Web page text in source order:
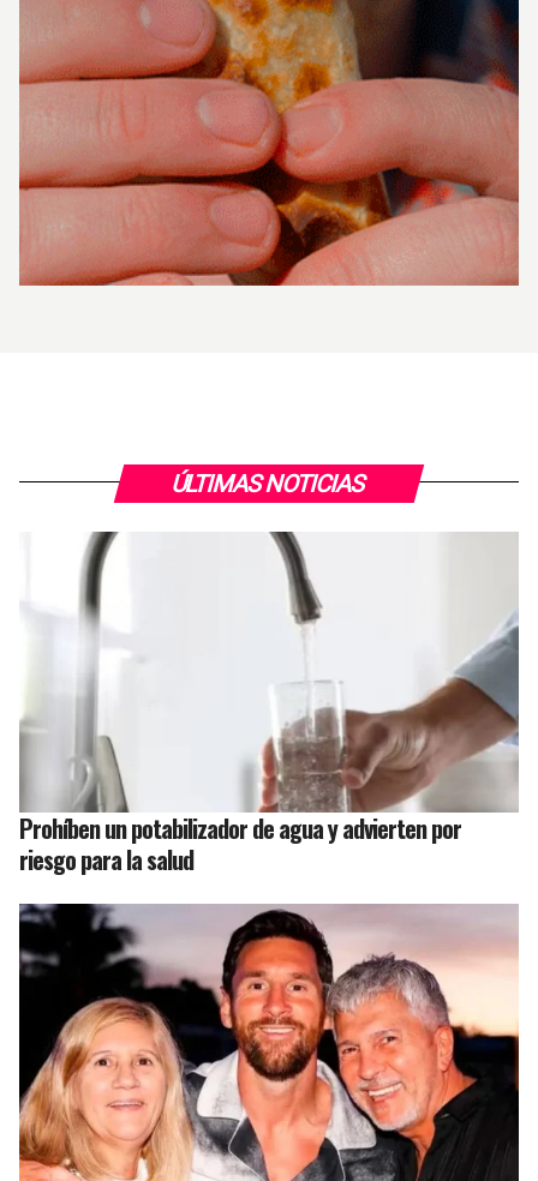
ÚLTIMAS NOTICIAS
Prohíben un potabilizador de agua y advierten por
riesgo para la salud